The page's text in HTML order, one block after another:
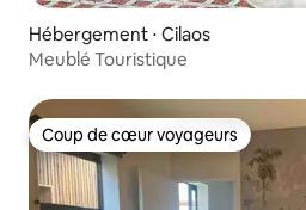
Hébergement ⋅ Cilaos
Meublé Touristique
Coup de cœur voyageurs
Coup de cœur voyageurs